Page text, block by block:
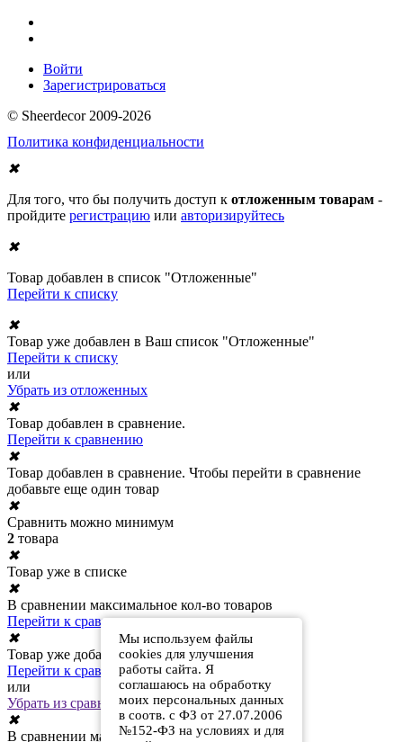
Войти
Зарегистрироваться
© Sheerdecor 2009-2026
Политика конфиденциальности
Мы используем файлы
cookies для улучшения
работы сайта. Я
соглашаюсь на обработку
моих персональных данных
в соотв. с ФЗ от 27.07.2006
№152-ФЗ на условиях и для
✖
Для того, что бы получить доступ к отложенным товарам -
пройдите регистрацию или авторизируйтесь
✖
Товар добавлен в список "Отложенные"
Перейти к списку
✖
Товар уже добавлен в Ваш список "Отложенные"
Перейти к списку
или
Убрать из отложенных
✖
Товар добавлен в сравнение.
Перейти к сравнению
✖
Товар добавлен в сравнение. Чтобы перейти в сравнение
добавьте еще один товар
✖
Сравнить можно минимум
2 товара
✖
Товар уже в списке
✖
В сравнении максимальное кол-во товаров
Перейти к сравнению
✖
Товар уже добавлен в сравнение
Перейти к сравнению
или
Убрать из сравнения
✖
В сравнении максимальное кол-во товаров